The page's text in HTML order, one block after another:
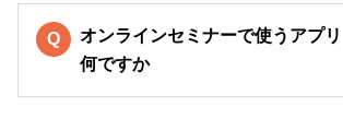
オンラインセミナーで使うアプ
何ですか